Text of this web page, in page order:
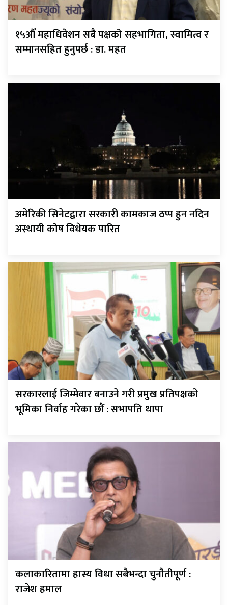
१५औँ महाधिवेशन सबै पक्षको सहभागिता, स्वामित्व र
सम्मानसहित हुनुपर्छ : डा. महत
अमेरिकी सिनेटद्वारा सरकारी कामकाज ठप्प हुन नदिन
अस्थायी कोष विधेयक पारित
सरकारलाई जिम्मेवार बनाउने गरी प्रमुख प्रतिपक्षको
भूमिका निर्वाह गरेका छौँ : सभापति थापा
कलाकारितामा हास्य विधा सबैभन्दा चुनौतीपूर्ण :
राजेश हमाल